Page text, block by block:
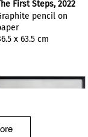
First Steps, 2022
pencil on
x 63.5 cm